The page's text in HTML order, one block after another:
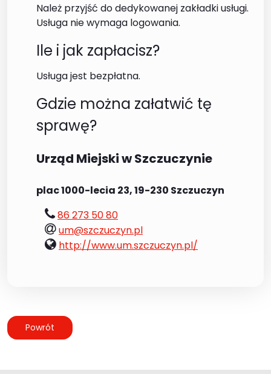
Należ przyjść do dedykowanej zakładki usługi.
Usługa nie wymaga logowania.
Ile i jak zapłacisz?
Usługa jest bezpłatna.
Gdzie można załatwić tę
sprawę?
Urząd Miejski w Szczuczynie
plac 1000-lecia 23, 19-230 Szczuczyn
tel.:
86 273 50 80
e-
mail:
um@szczuczyn.pl
www:
http://www.um.szczuczyn.pl/
Powrót